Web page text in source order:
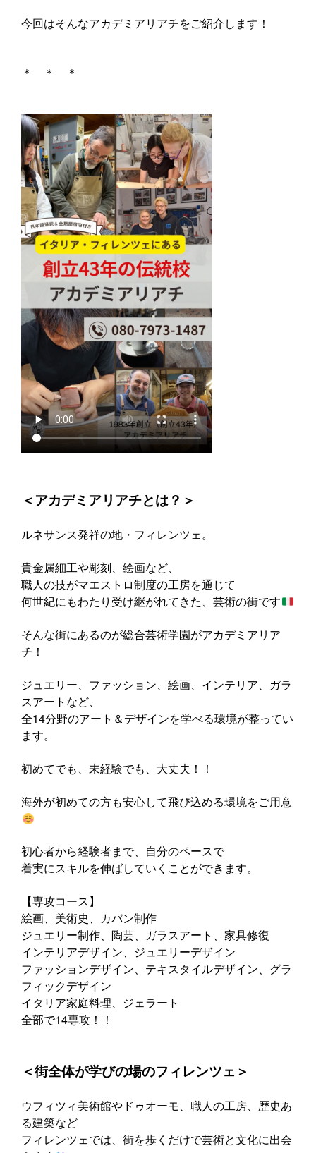
今回はそんなアカデミアリアチをご紹介します！
＊ ＊ ＊
‍＜アカデミアリアチとは？＞
ルネサンス発祥の地・フィレンツェ。
貴金属細工や彫刻、絵画など、
職人の技がマエストロ制度の工房を通じて
何世紀にもわたり受け継がれてきた、芸術の街です
そんな街にあるのが総合芸術学園がアカデミアリア
チ！
ジュエリー、ファッション、絵画、インテリア、ガラ
スアートなど、
全14分野のアート＆デザインを学べる環境が整ってい
ます。
初めてでも、未経験でも、大丈夫！！
海外が初めての方も安心して飛び込める環境をご用意
初心者から経験者まで、自分のペースで
着実にスキルを伸ばしていくことができます。
【専攻コース】
絵画、美術史、カバン制作
ジュエリー制作、陶芸、ガラスアート、家具修復
インテリアデザイン、ジュエリーデザイン
ファッションデザイン、テキスタイルデザイン、グラ
フィックデザイン
イタリア家庭料理、ジェラート
全部で14専攻！！
‍＜街全体が学びの場のフィレンツェ＞
ウフィツィ美術館やドゥオーモ、職人の工房、歴史あ
る建築など
フィレンツェでは、街を歩くだけで芸術と文化に出会